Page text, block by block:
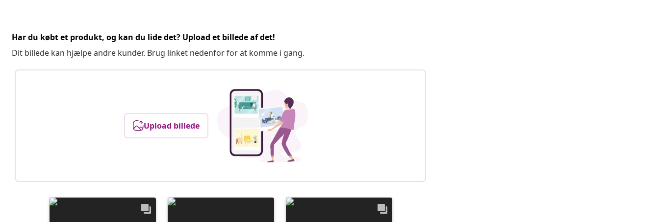
Har du købt et produkt, og kan du lide det? Upload et billede af det!
Dit billede kan hjælpe andre kunder. Brug linket nedenfor for at komme i gang.
Upload billede